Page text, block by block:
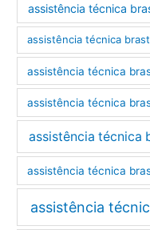
assistência técnica
assistência técnica
assistência técnica
assistência técnica
assistência técnica
assistência técnica
assistência